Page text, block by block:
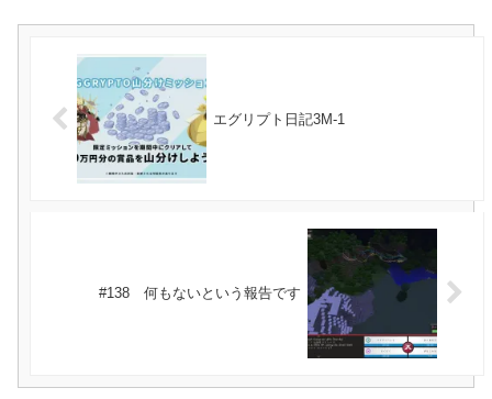
エグリプト日記3M-1
#138 何もないという報告です